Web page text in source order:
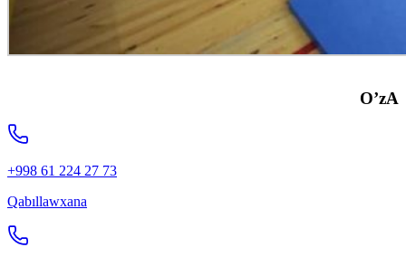
O’zA
+998 61 224 27 73
Qabıllawxana